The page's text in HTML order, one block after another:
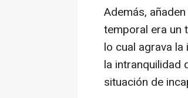
Además,
temporal era un
lo cual agrava
la intranquilidad
situación de